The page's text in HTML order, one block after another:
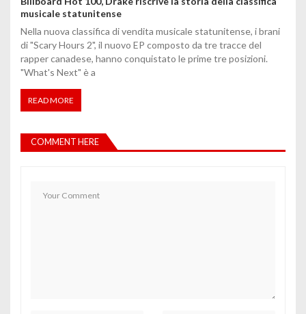
musicale statunitense
Nella nuova classifica di vendita musicale statunitense, i brani
di "Scary Hours 2", il nuovo EP composto da tre tracce del
rapper canadese, hanno conquistato le prime tre posizioni.
"What's Next" è a
READ MORE
COMMENT HERE